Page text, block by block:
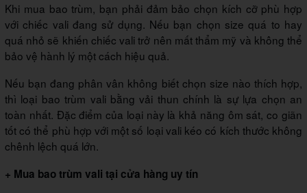
Khi mua bao trùm, bạn phải đảm bảo chọn kích cỡ phù hợp
với chiếc vali đang sử dụng. Nếu bạn chọn size quá to hay
quá nhỏ sẽ khiến chiếc vali trở nên mất thẩm mỹ và không thể
bảo vệ hành lý một cách hiệu quả.
Nếu bạn đang phân vân không biết chọn size nào thích hợp,
thì loại bao trùm vali bằng vải thun chính là sự lựa chọn an
toàn nhất. Đặc điểm của loại này là khả năng ôm sát, co giãn
tốt có thể phù hợp với một số loại vali kéo có kích thước không
chênh lệch quá lớn.
+ Mua bao trùm vali tại cửa hàng uy tín